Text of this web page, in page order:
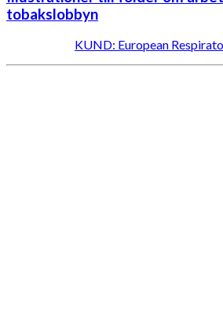
tobakslobbyn
KUND: European